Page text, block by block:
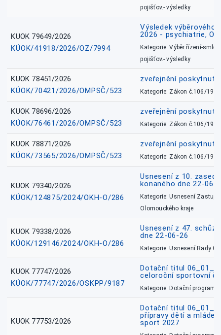
pojišťov.- výsledky
KUOK 79649/2026
KÚOK/41918/2026/OZ/7994
Výsledek výběrového
2026 - psychiatrie,
Kategorie: Výběr.řízení-
pojišťov.- výsledky
KUOK 78451/2026
KÚOK/70421/2026/OMPSČ/523
zveřejnění
Kategorie: Zákon č.106/1999
KUOK 78696/2026
KÚOK/76461/2026/OMPSČ/523
zveřejnění
Kategorie: Zákon č.106/1999
KUOK 78871/2026
KÚOK/73565/2026/OMPSČ/523
zveřejnění
Kategorie: Zákon č.106/1999
KUOK 79340/2026
KÚOK/124875/2024/OKH-O/286
Usnesení z 10.
konaného dne 22-06-
Kategorie: Usnesení
Olomouckého kraje
KUOK 79338/2026
KÚOK/129146/2024/OKH-O/286
Usnesení z 47.
dne 22-06-26
Kategorie: Usnesení Rady
KUOK 77747/2026
KÚOK/77747/2026/OSKPP/9187
Dotační titul
celoroční sportovní
Kategorie: Dotační
KUOK 77753/2026
Dotační titul
přípravy dětí a
sport 2027